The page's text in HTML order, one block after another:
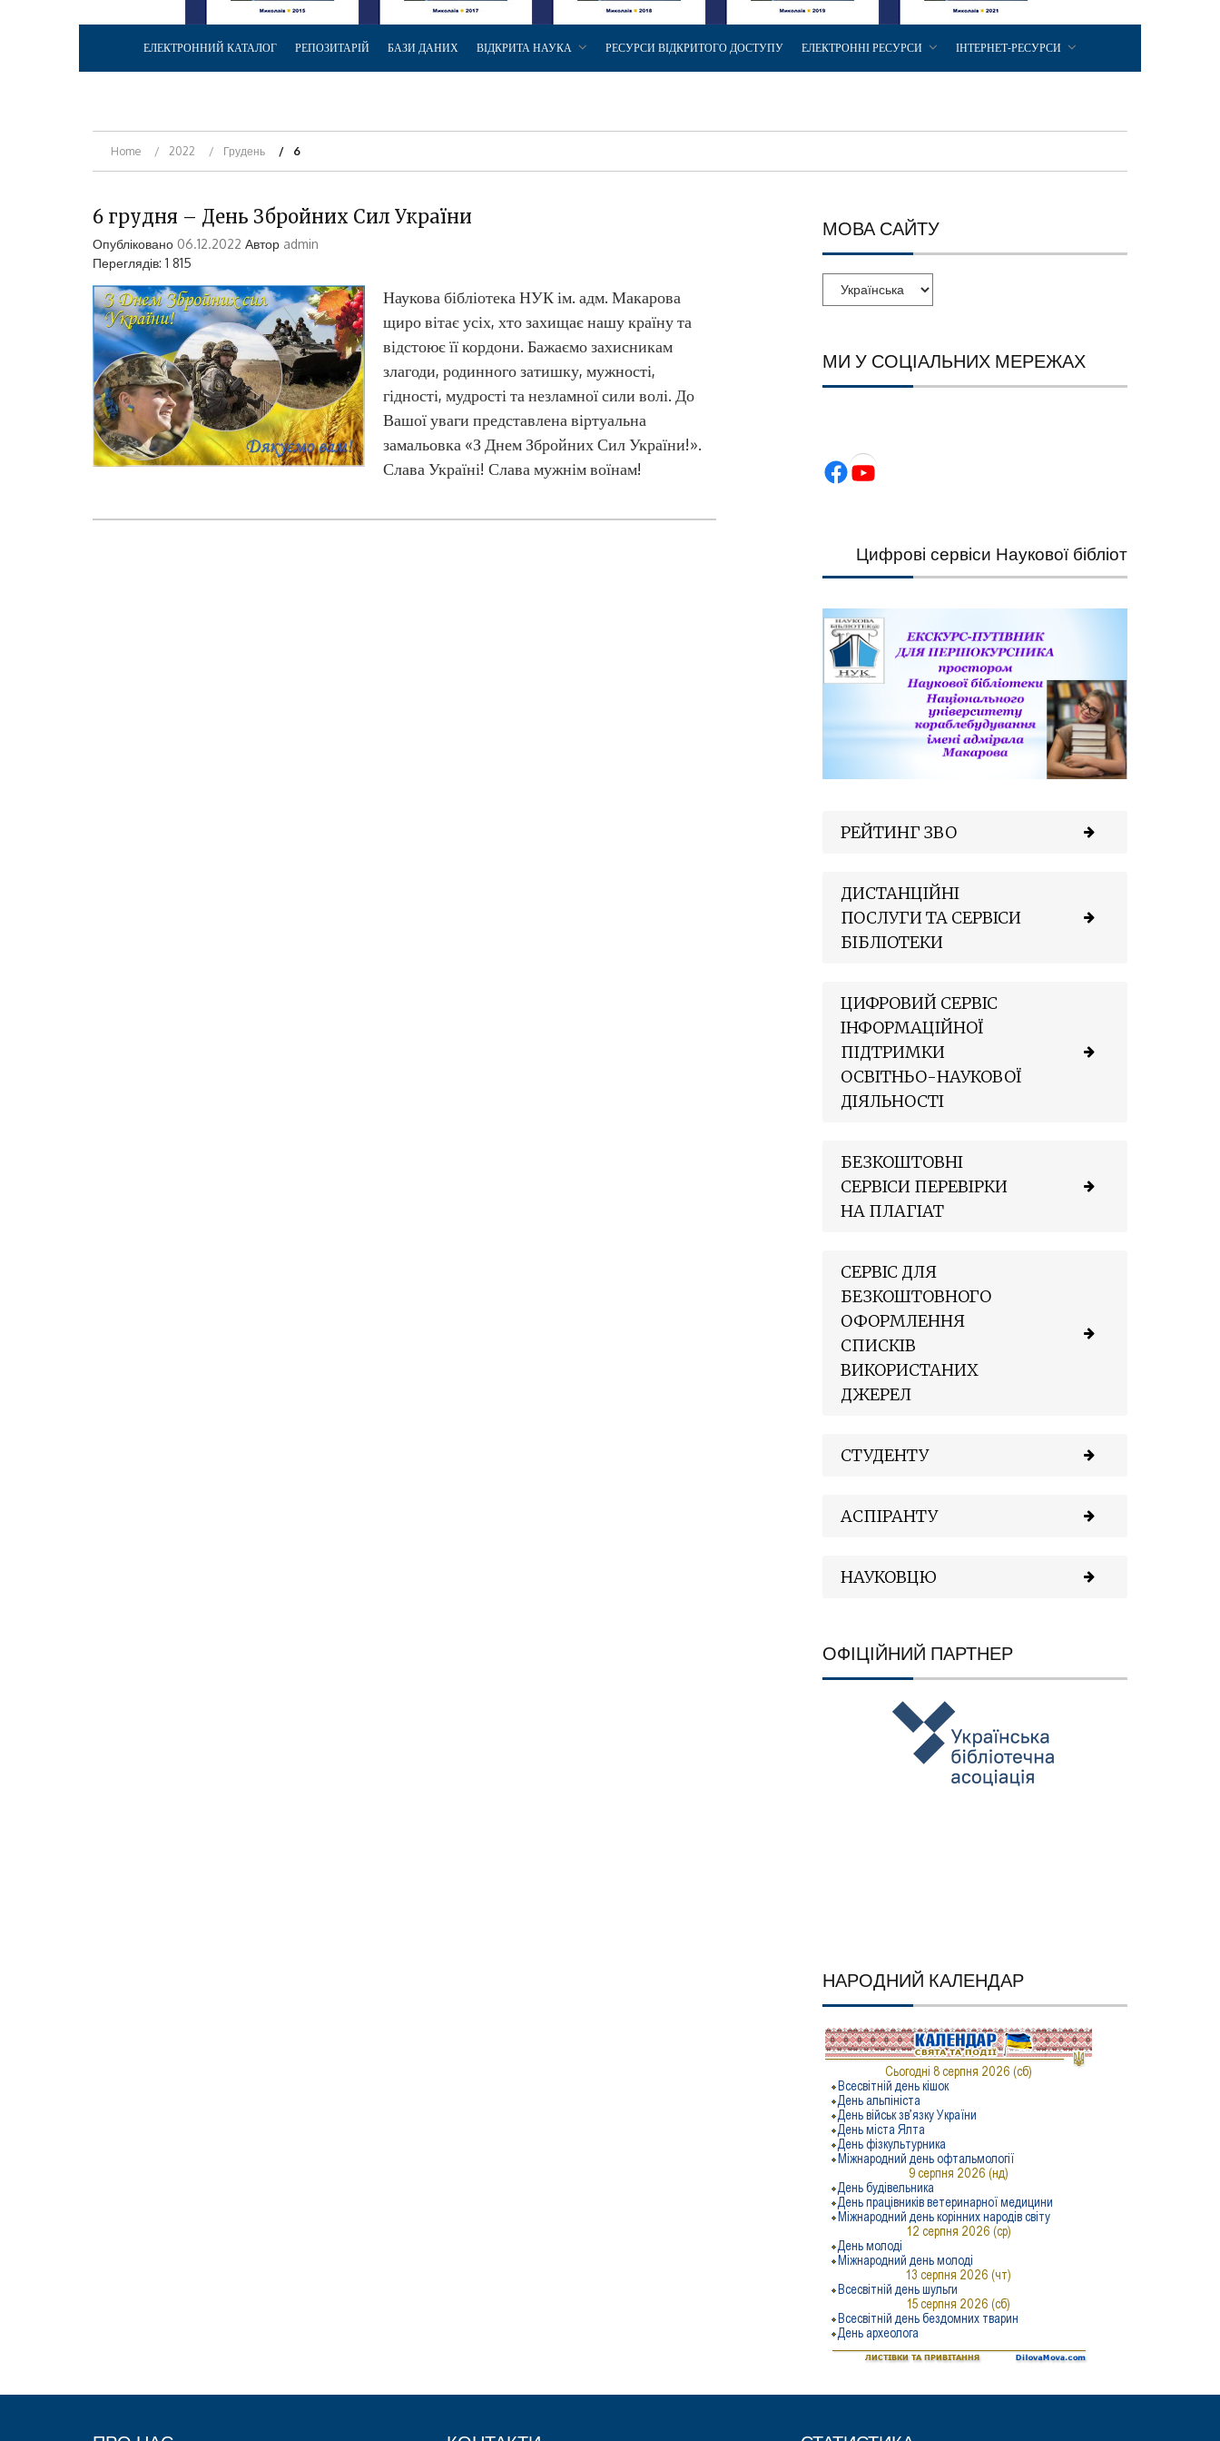
ЕЛЕКТРОННИЙ КАТАЛОГ РЕПОЗИТАРІЙ БАЗИ ДАНИХ ВІДКРИТА НАУКА РЕСУРСИ ВІДКРИТОГО ДОСТУПУ ЕЛЕКТРОННІ РЕСУРСИ ІНТЕРНЕТ-РЕСУРСИ
Home 2022 Грудень 6
6 грудня – День Збройних Сил України
Опубліковано 06.12.2022 Автор admin
Переглядів: 1 815
Наукова бібліотека НУК ім. адм. Макарова
щиро вітає усіх, хто захищає нашу країну та
відстоює її кордони. Бажаємо захисникам
злагоди, родинного затишку, мужності,
гідності, мудрості та незламної сили волі. До
Вашої уваги представлена віртуальна
замальовка «З Днем Збройних Сил України!».
Слава Україні! Слава мужнім воїнам!
МОВА САЙТУ
МИ У СОЦІАЛЬНИХ МЕРЕЖАХ
Facebook YouTube
Цифрові сервіси Наукової бібліотеки НУК —
РЕЙТИНГ ЗВО
ДИСТАНЦІЙНІ
ПОСЛУГИ ТА СЕРВІСИ
БІБЛІОТЕКИ
ЦИФРОВИЙ СЕРВІС
ІНФОРМАЦІЙНОЇ
ПІДТРИМКИ
ОСВІТНЬО-НАУКОВОЇ
ДІЯЛЬНОСТІ
БЕЗКОШТОВНІ
СЕРВІСИ ПЕРЕВІРКИ
НА ПЛАГІАТ
СЕРВІС ДЛЯ
БЕЗКОШТОВНОГО
ОФОРМЛЕННЯ
СПИСКІВ
ВИКОРИСТАНИХ
ДЖЕРЕЛ
СТУДЕНТУ
АСПІРАНТУ
НАУКОВЦЮ
ОФІЦІЙНИЙ ПАРТНЕР
НАРОДНИЙ КАЛЕНДАР